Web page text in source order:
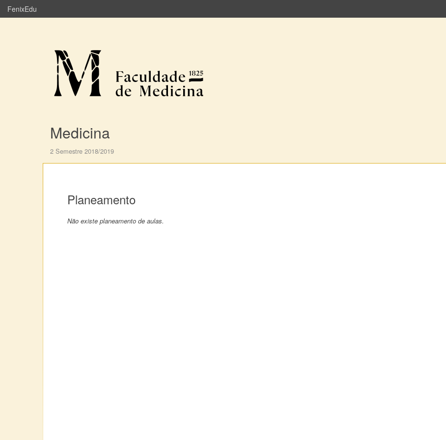
FenixEdu
Medicina
2 Semestre 2018/2019
Planeamento
Não existe planeamento de aulas.